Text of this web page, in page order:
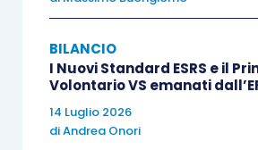
converso applicabile nei
assegnate dalla capogruppo
strumentali per l’esercizio
impresa), bensì secondo il
dell’inerenza.
BILANCIO
I Nuovi Standard ESRS e il
Volontario VS emanati
14 Luglio 2026
diAndrea Onori